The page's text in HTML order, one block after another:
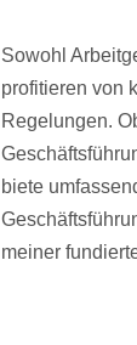
Sowohl
profitieren von
Regelungen.
biete
meiner